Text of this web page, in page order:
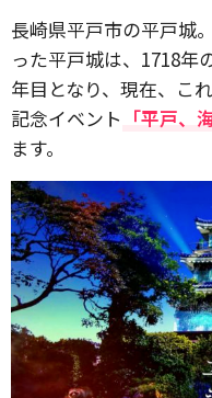
長崎県平戸市の平戸城
った平戸城は、1718年
年目となり、現在、こ
記念イベント 「平戸、
ます。